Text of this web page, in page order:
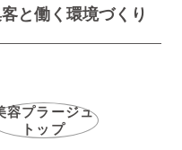
と働く環境づくり
容プラージュ
トップ